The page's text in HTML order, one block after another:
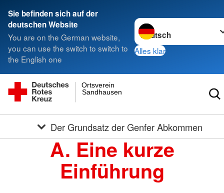
Sie befinden sich auf der
deutschen Website
You are on the German website,
you can use the switch to switch to
the English one
Sprache wechseln zu
Alles klar
Sandhausen
Ortsverein
Der Grundsatz der Genfer Abkommen
A. Eine kurze
Einführung